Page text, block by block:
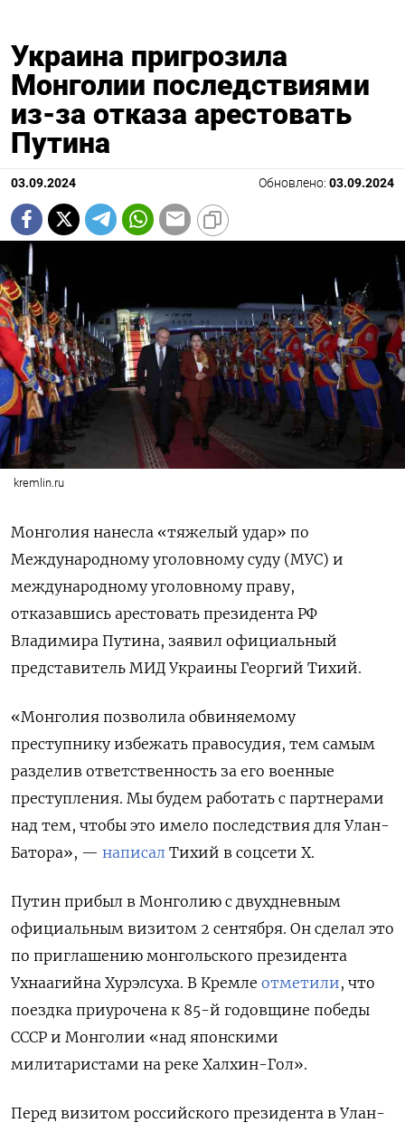
Украина пригрозила
Монголии последствиями
из-за отказа арестовать
Путина
03.09.2024 Обновлено: 03.09.2024
kremlin.ru
Монголия нанесла «тяжелый удар» по
Международному уголовному суду (МУС) и
международному уголовному праву,
отказавшись арестовать президента РФ
Владимира Путина, заявил официальный
представитель МИД Украины Георгий Тихий.
«Монголия позволила обвиняемому
преступнику избежать правосудия, тем самым
разделив ответственность за его военные
преступления. Мы будем работать с партнерами
над тем, чтобы это имело последствия для Улан-
Батора», — написал Тихий в соцсети Х.
Путин прибыл в Монголию с двухдневным
официальным визитом 2 сентября. Он сделал это
по приглашению монгольского президента
Ухнаагийна Хурэлсуха. В Кремле отметили, что
поездка приурочена к 85-й годовщине победы
СССР и Монголии «над японскими
милитаристами на реке Халхин-Гол».
Перед визитом российского президента в Улан-